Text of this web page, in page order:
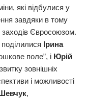
які відбулися у
завдяки в тому
заходів Євросоюзом.
Ірина
поле”, і Юрій
зовнішніх
і можливості
,